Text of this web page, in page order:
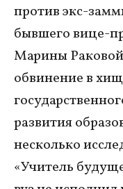
против экс-
бывшего вице-
Марины
обвинение в
развития
несколько
«Учитель